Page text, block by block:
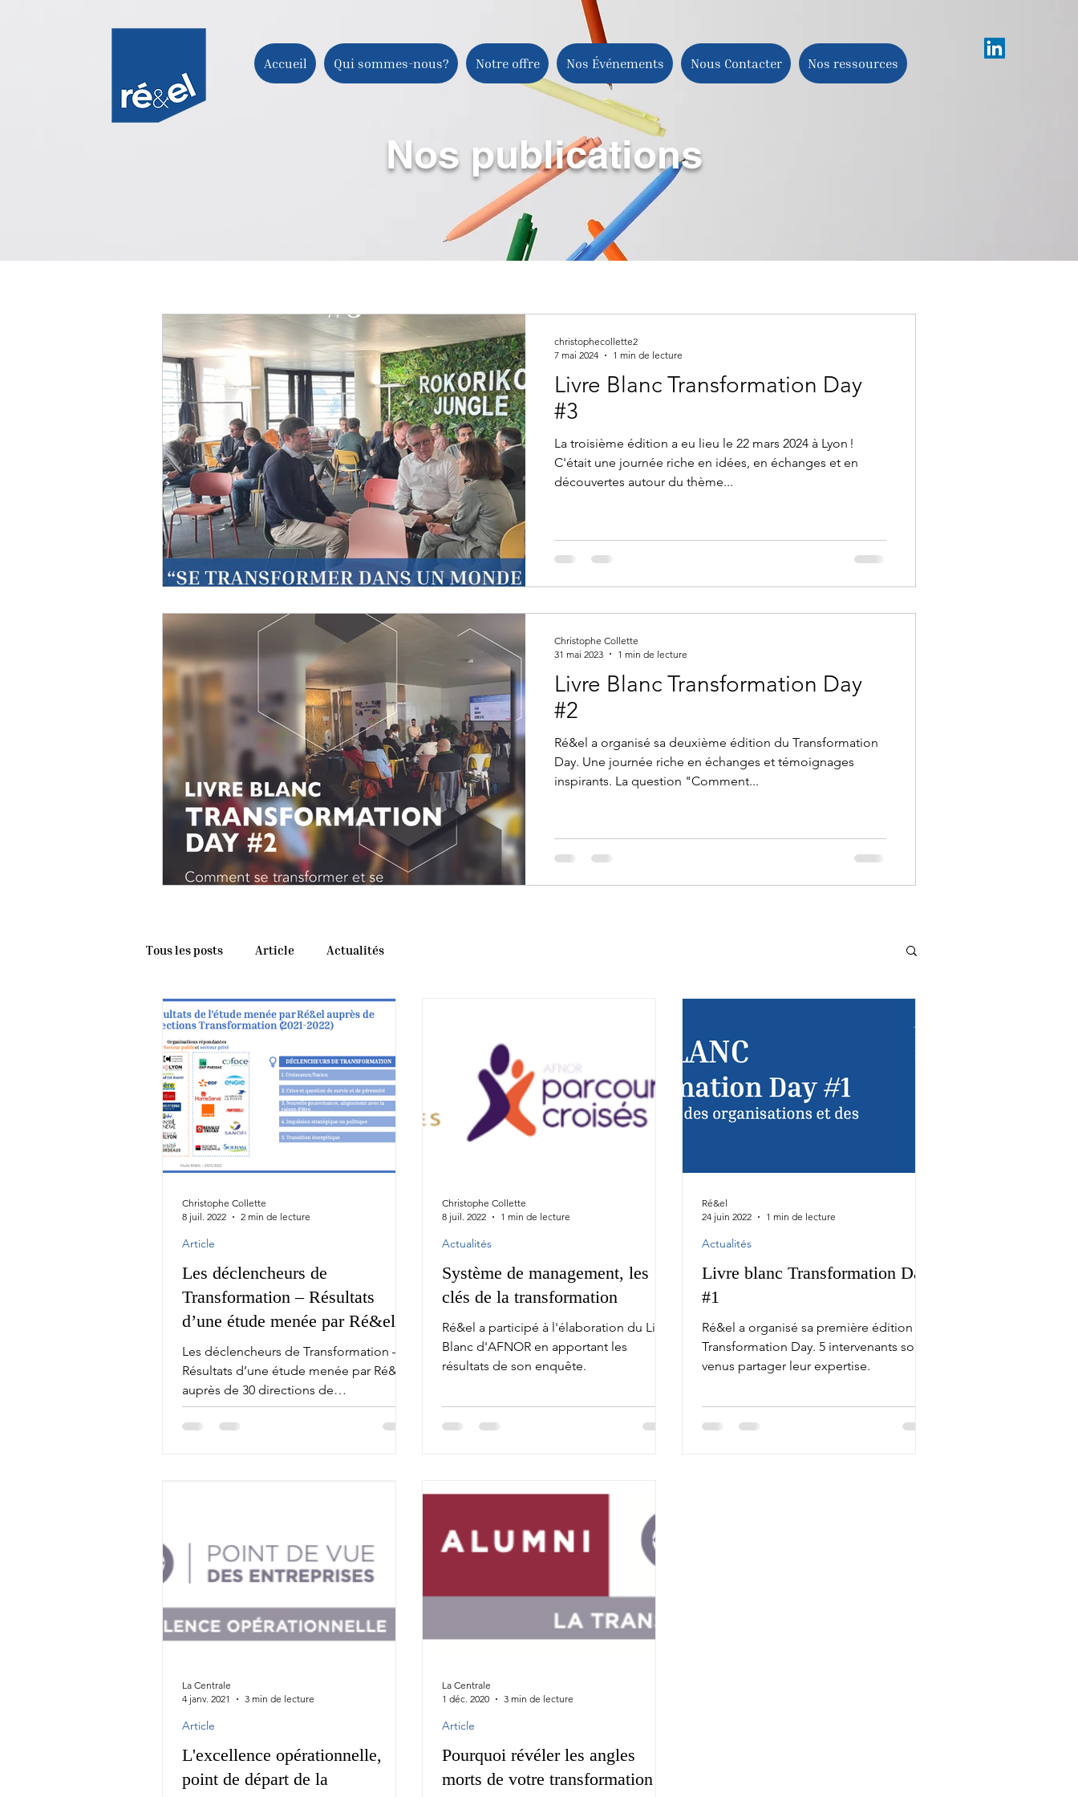
Accueil Qui sommes-nous? Notre offre Nos Événements Nous Contacter Nos ressources
Nos publications
Livre Blanc Transformation Day
#3
La troisième édition a eu lieu le 22 mars 2024 à Lyon !
C'était une journée riche en idées, en échanges et en
découvertes autour du thème...
christophecollette2
7 mai 2024
1 min de lecture
Livre Blanc Transformation Day
#2
Ré&el a organisé sa deuxième édition du Transformation
Day. Une journée riche en échanges et témoignages
inspirants. La question "Comment...
Christophe Collette
31 mai 2023
1 min de lecture
Tous les posts Article Actualités
Les déclencheurs de
Transformation – Résultats
d’une étude menée par Ré&el
auprès de 30 directions
Les déclencheurs de Transformation –
Résultats d’une étude menée par Ré&el
auprès de 30 directions de
Transformation
Article
Christophe Collette
8 juil. 2022
2 min de lecture
Système de management, les
clés de la transformation
Ré&el a participé à l'élaboration du Livre
Blanc d'AFNOR en apportant les
résultats de son enquête.
Actualités
Christophe Collette
8 juil. 2022
1 min de lecture
Livre blanc Transformation Day
#1
Ré&el a organisé sa première édition du
Transformation Day. 5 intervenants sont
venus partager leur expertise.
Actualités
Ré&el
24 juin 2022
1 min de lecture
L'excellence opérationnelle,
point de départ de la
Article
La Centrale
4 janv. 2021
3 min de lecture
Pourquoi révéler les angles
morts de votre transformation ?
Article
La Centrale
1 déc. 2020
3 min de lecture